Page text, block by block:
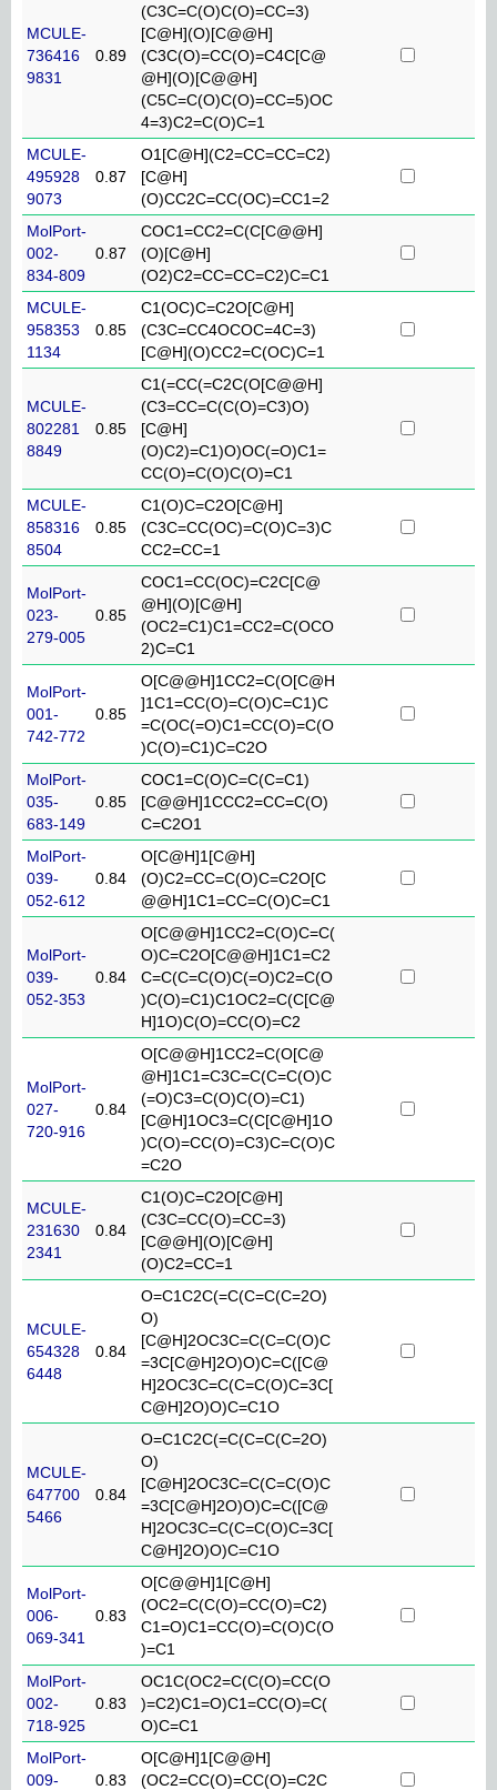
MCULE-
736416
9831
0.89
(C3C=C(O)C(O)=CC=3)
[C@H](O)[C@@H]
(C3C(O)=CC(O)=C4C[C@
@H](O)[C@@H]
(C5C=C(O)C(O)=CC=5)OC
4=3)C2=C(O)C=1
MCULE-
495928
9073
0.87
O1[C@H](C2=CC=CC=C2)
[C@H]
(O)CC2C=CC(OC)=CC1=2
MolPort-
002-
834-809
0.87
COC1=CC2=C(C[C@@H]
(O)[C@H]
(O2)C2=CC=CC=C2)C=C1
MCULE-
958353
1134
0.85
C1(OC)C=C2O[C@H]
(C3C=CC4OCOC=4C=3)
[C@H](O)CC2=C(OC)C=1
MCULE-
802281
8849
0.85
C1(=CC(=C2C(O[C@@H]
(C3=CC=C(C(O)=C3)O)
[C@H]
(O)C2)=C1)O)OC(=O)C1=
CC(O)=C(O)C(O)=C1
MCULE-
858316
8504
0.85
C1(O)C=C2O[C@H]
(C3C=CC(OC)=C(O)C=3)C
CC2=CC=1
MolPort-
023-
279-005
0.85
COC1=CC(OC)=C2C[C@
@H](O)[C@H]
(OC2=C1)C1=CC2=C(OCO
2)C=C1
MolPort-
001-
742-772
0.85
O[C@@H]1CC2=C(O[C@H
]1C1=CC(O)=C(O)C=C1)C
=C(OC(=O)C1=CC(O)=C(O
)C(O)=C1)C=C2O
MolPort-
035-
683-149
0.85
COC1=C(O)C=C(C=C1)
[C@@H]1CCC2=CC=C(O)
C=C2O1
MolPort-
039-
052-612
0.84
O[C@H]1[C@H]
(O)C2=CC=C(O)C=C2O[C
@@H]1C1=CC=C(O)C=C1
MolPort-
039-
052-353
0.84
O[C@@H]1CC2=C(O)C=C(
O)C=C2O[C@@H]1C1=C2
C=C(C=C(O)C(=O)C2=C(O
)C(O)=C1)C1OC2=C(C[C@
H]1O)C(O)=CC(O)=C2
MolPort-
027-
720-916
0.84
O[C@@H]1CC2=C(O[C@
@H]1C1=C3C=C(C=C(O)C
(=O)C3=C(O)C(O)=C1)
[C@H]1OC3=C(C[C@H]1O
)C(O)=CC(O)=C3)C=C(O)C
=C2O
MCULE-
231630
2341
0.84
C1(O)C=C2O[C@H]
(C3C=CC(O)=CC=3)
[C@@H](O)[C@H]
(O)C2=CC=1
MCULE-
654328
6448
0.84
O=C1C2C(=C(C=C(C=2O)
O)
[C@H]2OC3C=C(C=C(O)C
=3C[C@H]2O)O)C=C([C@
H]2OC3C=C(C=C(O)C=3C[
C@H]2O)O)C=C1O
MCULE-
647700
5466
0.84
O=C1C2C(=C(C=C(C=2O)
O)
[C@H]2OC3C=C(C=C(O)C
=3C[C@H]2O)O)C=C([C@
H]2OC3C=C(C=C(O)C=3C[
C@H]2O)O)C=C1O
MolPort-
006-
069-341
0.83
O[C@@H]1[C@H]
(OC2=C(C(O)=CC(O)=C2)
C1=O)C1=CC(O)=C(O)C(O
)=C1
MolPort-
002-
718-925
0.83
OC1C(OC2=C(C(O)=CC(O
)=C2)C1=O)C1=CC(O)=C(
O)C=C1
MolPort-
009-
0.83
O[C@H]1[C@@H]
(OC2=CC(O)=CC(O)=C2C